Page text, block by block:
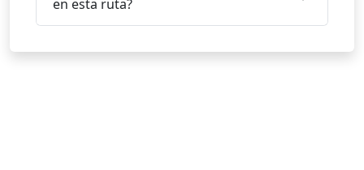
en esta ruta?